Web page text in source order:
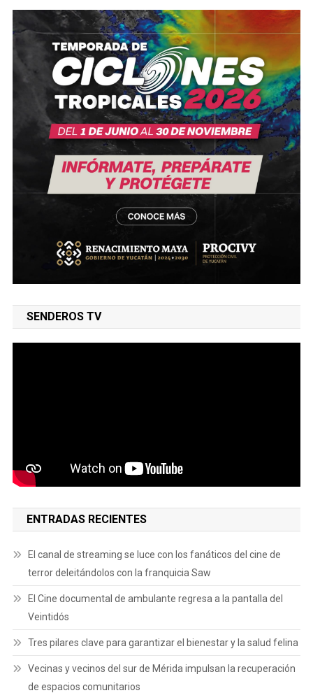
SENDEROS TV
ENTRADAS RECIENTES
El canal de streaming se luce con los fanáticos del cine de
terror deleitándolos con la franquicia Saw
El Cine documental de ambulante regresa a la pantalla del
Veintidós
Tres pilares clave para garantizar el bienestar y la salud felina
Vecinas y vecinos del sur de Mérida impulsan la recuperación
de espacios comunitarios